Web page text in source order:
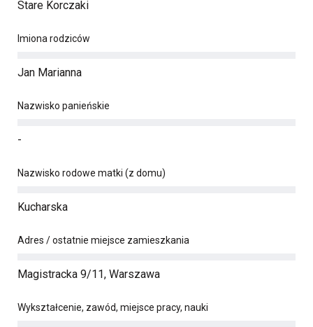
Stare Korczaki
Imiona rodziców
Jan Marianna
Nazwisko panieńskie
-
Nazwisko rodowe matki (z domu)
Kucharska
Adres / ostatnie miejsce zamieszkania
Magistracka 9/11, Warszawa
Wykształcenie, zawód, miejsce pracy, nauki